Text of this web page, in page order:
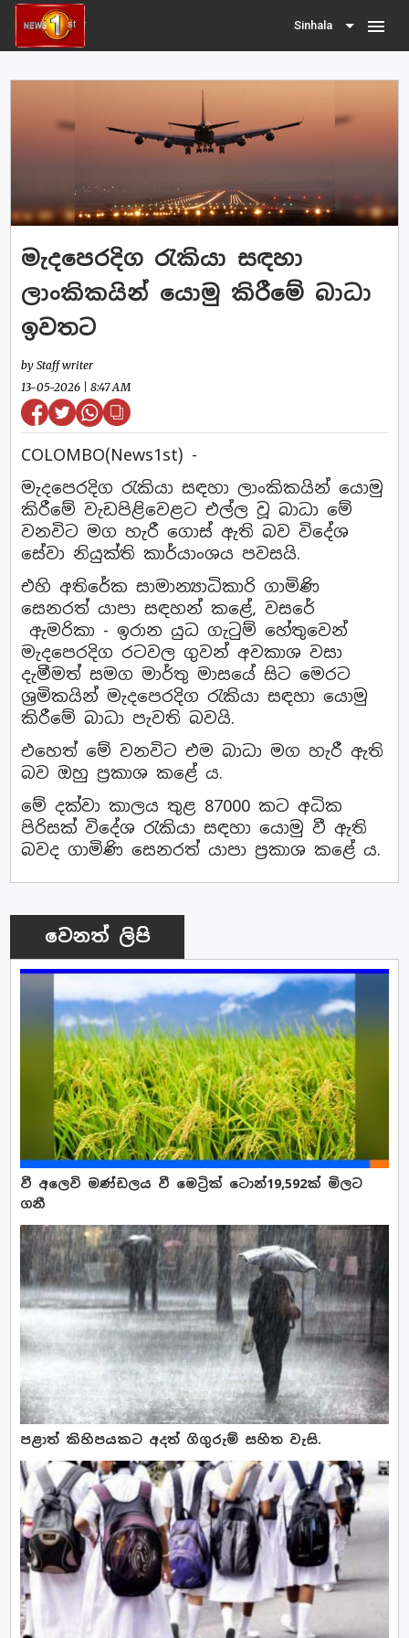
Sinhala menu
මැදපෙරදිග රැකියා සඳහා
ලාංකිකයින් යොමු කිරීමේ බාධා
ඉවතට
by Staff writer
13-05-2026 | 8:47 AM
COLOMBO(News1st) -
මැදපෙරදිග රැකියා සඳහා ලාංකිකයින් යොමු
කිරීමේ වැඩපිළිවෙළට එල්ල වූ බාධා මේ
වනවිට මග හැරී ගොස් ඇති බව විදේශ
සේවා නියුක්ති කාර්යාංශය පවසයි.
එහි අතිරේක සාමාන්‍යාධිකාරි ගාමිණි
සෙනරත් යාපා සඳහන් කළේ, වසරේ
ඇමරිකා - ඉරාන යුධ ගැටුම් හේතුවෙන්
මැදපෙරදිග රටවල ගුවන් අවකාශ වසා
දැමීමත් සමග මාර්තු මාසයේ සිට මෙරට
ශ්‍රමිකයින් මැදපෙරදිග රැකියා සඳහා යොමු
කිරීමේ බාධා පැවති බවයි.
එහෙත් මේ වනවිට එම බාධා මග හැරී ඇති
බව ඔහු ප්‍රකාශ කළේ ය.
මේ දක්වා කාලය තුළ 87000 කට අධික
පිරිසක් විදේශ රැකියා සඳහා යොමු වී ඇති
බවද ගාමිණි සෙනරත් යාපා ප්‍රකාශ කළේ ය.
වෙනත් ලිපි
වී අලෙවි මණ්ඩලය වී මෙට්‍රික් ටොන්19,592ක් මිලට
ගනී
පළාත් කිහිපයකට අදත් ගිගුරුම් සහිත වැසි.